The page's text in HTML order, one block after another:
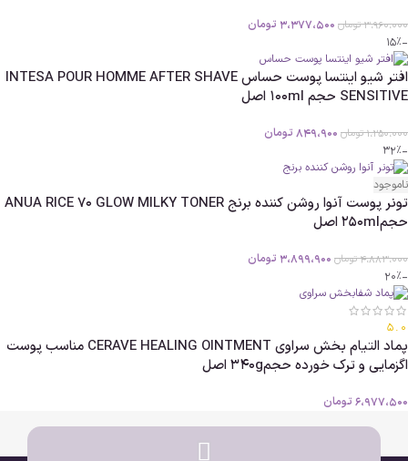
3،960،000تومان 3،377،500 تومان
-15%
افتر شیو اینتسا پوست حساس INTESA POUR HOMME AFTER SHAVE
SENSITIVE حجم 100ml اصل
1،250،000تومان 849،900 تومان
-32%
ناموجود
تونر پوست آنوا روشن کننده برنج ANUA RICE 70 GLOW MILKY TONER
حجم250ml اصل
4،883،000تومان 3،899،900 تومان
-20%
5.0
پماد التیام بخش سراوی CERAVE HEALING OINTMENT مناسب پوست
اگزمایی و ترک خورده حجم340g اصل
6،977،500 تومان